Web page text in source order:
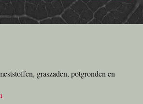
graszaden, potgronden en